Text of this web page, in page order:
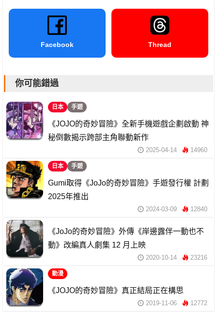
Facebook Thread
你可能錯過
日本 手遊
《JOJO的奇妙冒險》全新手機遊戲企劃啟動 神
秘倒數揭示跨部主角聯動新作
2025-04-14 14960
日本 手遊
Gumi取得《JoJo的奇妙冒險》手遊發行權 計劃
2025年推出
2024-03-09 12840
《JoJo的奇妙冒險》外傳《岸邊露伴一動也不
動》改編真人劇集 12 月上映
2020-10-14 23216
動漫
《JOJO的奇妙冒險》真正結局正在構思
2019-11-06 12772